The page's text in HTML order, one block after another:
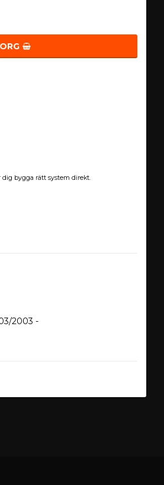
dig bygga rätt system direkt.
2003 -